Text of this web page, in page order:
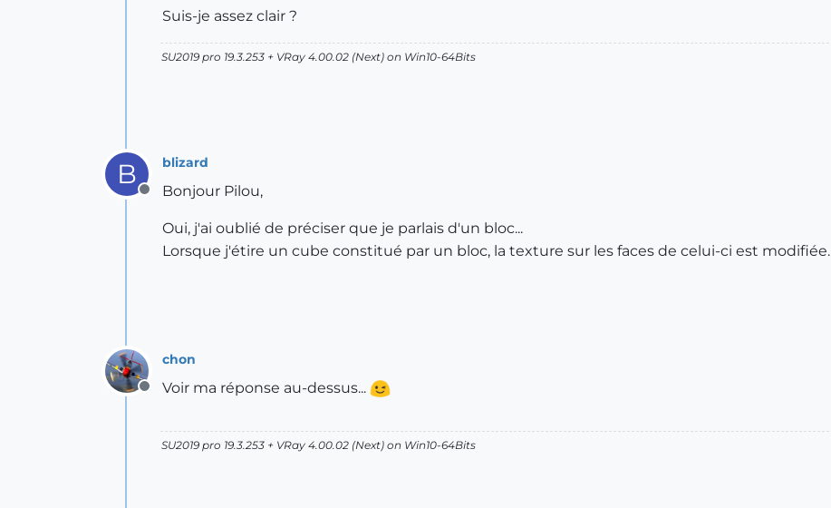
Suis-je assez clair ?
SU2019 pro 19.3.253 + VRay 4.00.02 (Next) on Win10-64Bits
B
Offline
blizard
Bonjour Pilou,
Oui, j'ai oublié de préciser que je parlais d'un bloc...
Lorsque j'étire un cube constitué par un bloc, la texture sur les faces de celui-ci est modifiée.
Offline
chon
Voir ma réponse au-dessus...
SU2019 pro 19.3.253 + VRay 4.00.02 (Next) on Win10-64Bits